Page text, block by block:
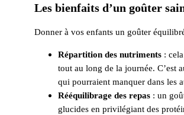
Les bienfaits d’un goûter
Donner à vos enfants un goûter
Répartition des nutriments: cela
tout au long de la journée. C’est
qui pourraient manquer dans les
Rééquilibrage des repas: un
glucides en privilégiant des